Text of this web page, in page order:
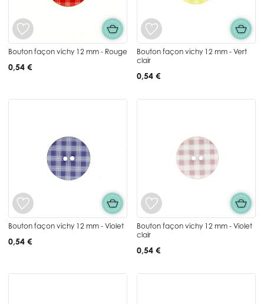
Bouton façon vichy 12 mm - Rouge
0,54 €
Bouton façon vichy 12 mm - Vert
clair
0,54 €
Bouton façon vichy 12 mm - Violet
0,54 €
Bouton façon vichy 12 mm - Violet
clair
0,54 €